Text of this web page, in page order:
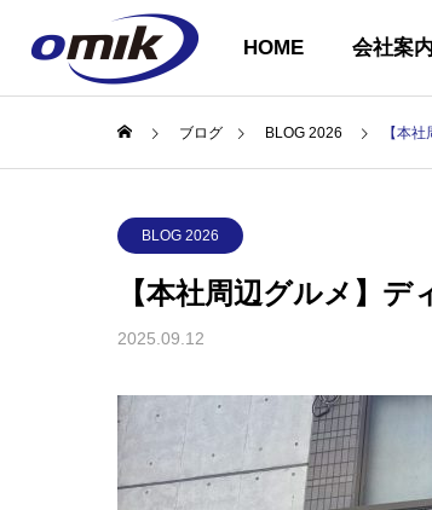
HOME 会社案内
COMPANY
会社案内
ブログ BLOG 2026 【本
BLOG 2026
【本社周辺グルメ】デ
2025.09.12